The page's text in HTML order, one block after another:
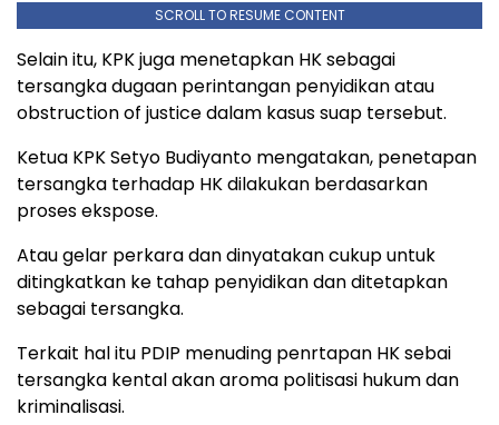
SCROLL TO RESUME CONTENT
Selain itu, KPK juga menetapkan HK sebagai
tersangka dugaan perintangan penyidikan atau
obstruction of justice dalam kasus suap tersebut.
Ketua KPK Setyo Budiyanto mengatakan, penetapan
tersangka terhadap HK dilakukan berdasarkan
proses ekspose.
Atau gelar perkara dan dinyatakan cukup untuk
ditingkatkan ke tahap penyidikan dan ditetapkan
sebagai tersangka.
Terkait hal itu PDIP menuding penrtapan HK sebai
tersangka kental akan aroma politisasi hukum dan
kriminalisasi.